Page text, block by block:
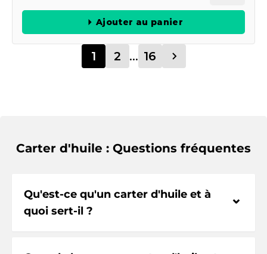
Ajouter au panier
1 2 ... 16
Carter d'huile : Questions fréquentes
Qu'est-ce qu'un carter d'huile et à
quoi sert-il ?
⌃